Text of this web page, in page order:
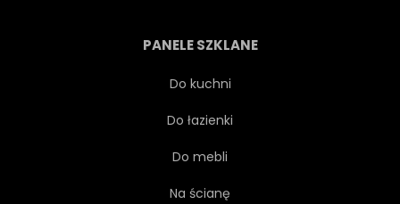
PANELE SZKLANE
Do kuchni
Do łazienki
Do mebli
Na ścianę